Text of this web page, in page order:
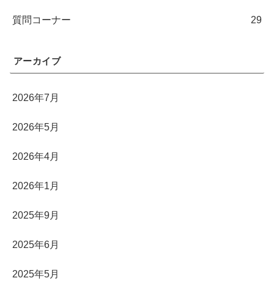
質問コーナー 29
アーカイブ
2026年7月
2026年5月
2026年4月
2026年1月
2025年9月
2025年6月
2025年5月